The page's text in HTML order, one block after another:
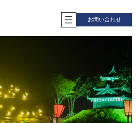
お問い合わせ